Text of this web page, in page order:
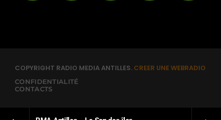
COPYRIGHT RADIO MEDIA ANTILLES. CREER UNE WEBRADIO
CONFIDENTIALITÉ
CONTACTS